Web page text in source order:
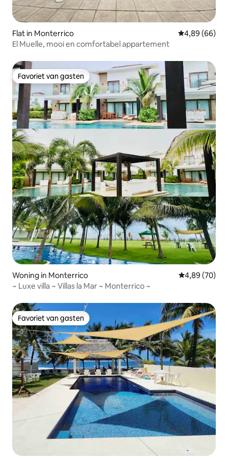
Flat in Monterrico Gemiddelde
4,89 (66)
El Muelle, mooi en comfortabel appartement
Favoriet van gasten
Favoriet van gasten
Woning in Monterrico Gemiddelde
4,89 (70)
~ Luxe villa ~ Villas la Mar ~ Monterrico ~
Favoriet van gasten
Favoriet van gasten